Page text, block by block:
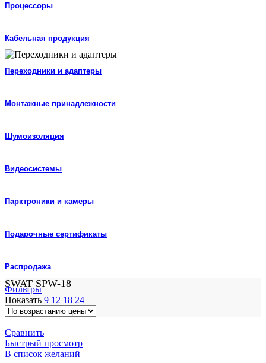
Процессоры
Кабельная продукция
Переходники и адаптеры
Монтажные принадлежности
Шумоизоляция
Видеосистемы
Парктроники и камеры
Подарочные сертификаты
Распродажа
SWAT SPW-18
Фильтры
Показать 9 12 18 24
Сравнить
Быстрый просмотр
В список желаний